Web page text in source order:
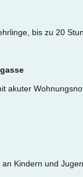
bis zu 20
akuter
Kindern und